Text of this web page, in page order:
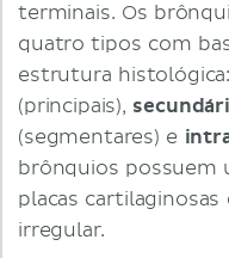
terminais. Os
quatro tipos com
estrutura
(principais),
(segmentares) e
brônquios possuem
placas
irregular.